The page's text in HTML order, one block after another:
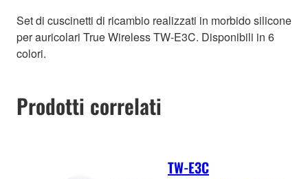
Set di cuscinetti di ricambio realizzati in morbido silicone
per auricolari True Wireless TW-E3C. Disponibili in 6
colori.
Prodotti correlati
TW-E3C